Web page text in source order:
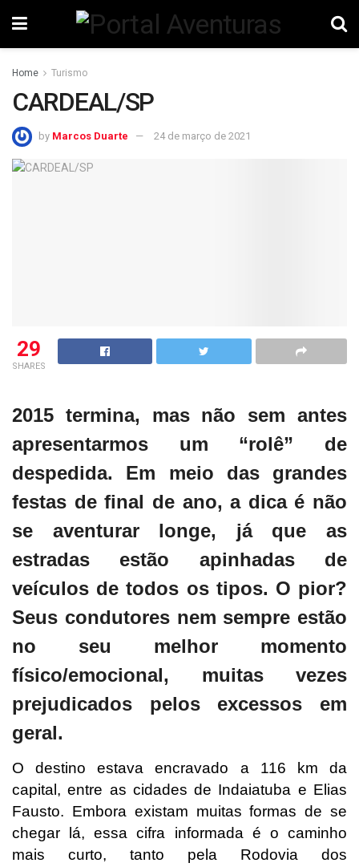
Home Turismo
CARDEAL/SP
by Marcos Duarte 24 de março de 2021
29
SHARES
2015 termina, mas não sem antes
apresentarmos um “rolê” de
despedida. Em meio das grandes
festas de final de ano, a dica é não
se aventurar longe, já que as
estradas estão apinhadas de
veículos de todos os tipos. O pior?
Seus condutores nem sempre estão
no seu melhor momento
físico/emocional, muitas vezes
prejudicados pelos excessos em
geral.
O destino estava encravado a 116 km da
capital, entre as cidades de Indaiatuba e Elias
Fausto. Embora existam muitas formas de se
chegar lá, essa cifra informada é o caminho
mais curto, tanto pela Rodovia dos